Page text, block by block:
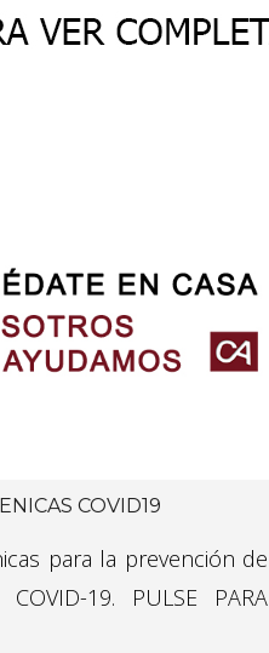
COVID19
para la prevención de
19. PULSE PARA